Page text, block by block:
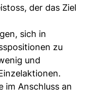
der das Ziel
sich in
zu
und
im Anschluss an